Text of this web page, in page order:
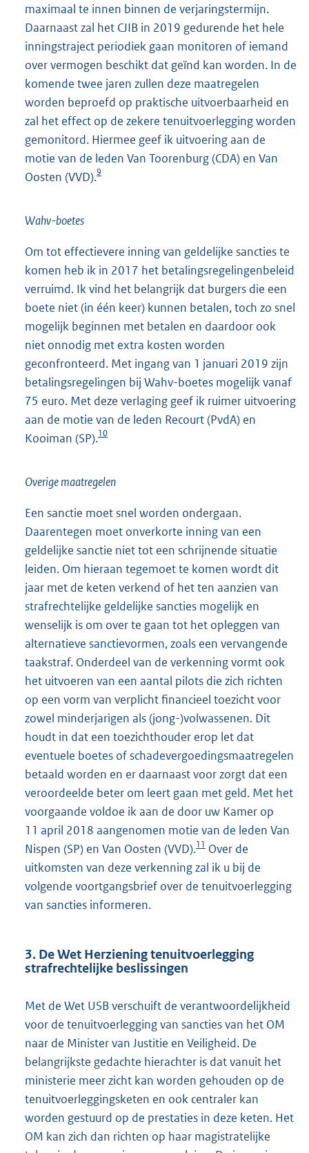
maximaal te innen binnen de verjaringstermijn.
Daarnaast zal het CJIB in 2019 gedurende het hele
inningstraject periodiek gaan monitoren of iemand
over vermogen beschikt dat geïnd kan worden. In de
komende twee jaren zullen deze maatregelen
worden beproefd op praktische uitvoerbaarheid en
zal het effect op de zekere tenuitvoerlegging worden
gemonitord. Hiermee geef ik uitvoering aan de
motie van de leden Van Toorenburg (CDA) en Van
Oosten (VVD).9
Wahv-boetes
Om tot effectievere inning van geldelijke sancties te
komen heb ik in 2017 het betalingsregelingenbeleid
verruimd. Ik vind het belangrijk dat burgers die een
boete niet (in één keer) kunnen betalen, toch zo snel
mogelijk beginnen met betalen en daardoor ook
niet onnodig met extra kosten worden
geconfronteerd. Met ingang van 1 januari 2019 zijn
betalingsregelingen bij Wahv-boetes mogelijk vanaf
75 euro. Met deze verlaging geef ik ruimer uitvoering
aan de motie van de leden Recourt (PvdA) en
Kooiman (SP).10
Overige maatregelen
Een sanctie moet snel worden ondergaan.
Daarentegen moet onverkorte inning van een
geldelijke sanctie niet tot een schrijnende situatie
leiden. Om hieraan tegemoet te komen wordt dit
jaar met de keten verkend of het ten aanzien van
strafrechtelijke geldelijke sancties mogelijk en
wenselijk is om over te gaan tot het opleggen van
alternatieve sanctievormen, zoals een vervangende
taakstraf. Onderdeel van de verkenning vormt ook
het uitvoeren van een aantal pilots die zich richten
op een vorm van verplicht financieel toezicht voor
zowel minderjarigen als (jong-)volwassenen. Dit
houdt in dat een toezichthouder erop let dat
eventuele boetes of schadevergoedingsmaatregelen
betaald worden en er daarnaast voor zorgt dat een
veroordeelde beter om leert gaan met geld. Met het
voorgaande voldoe ik aan de door uw Kamer op
11 april 2018 aangenomen motie van de leden Van
Nispen (SP) en Van Oosten (VVD).11 Over de
uitkomsten van deze verkenning zal ik u bij de
volgende voortgangsbrief over de tenuitvoerlegging
van sancties informeren.
3. De Wet Herziening tenuitvoerlegging
strafrechtelijke beslissingen
Met de Wet USB verschuift de verantwoordelijkheid
voor de tenuitvoerlegging van sancties van het OM
naar de Minister van Justitie en Veiligheid. De
belangrijkste gedachte hierachter is dat vanuit het
ministerie meer zicht kan worden gehouden op de
tenuitvoerleggingsketen en ook centraler kan
worden gestuurd op de prestaties in deze keten. Het
OM kan zich dan richten op haar magistratelijke